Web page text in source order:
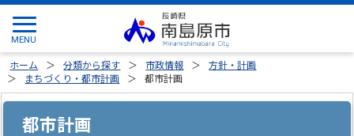
ホーム 分類から探す 市政情報
方針・計画
まちづくり・都市計画
都市計画
都市計画